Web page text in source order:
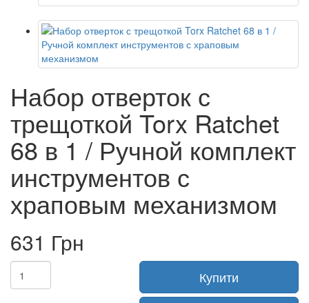
Набор отверток с
трещоткой Torx Ratchet
68 в 1 / Ручной комплект
инструментов с
храповым механизмом
631 Грн
Купити